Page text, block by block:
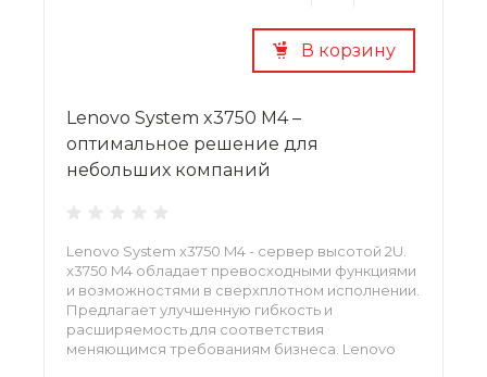
В корзину
Lenovo System x3750 M4 –
оптимальное решение для
небольших компаний
Lenovo System x3750 M4 - сервер высотой 2U.
x3750 M4 oбладает превосходными функциями
и возможностями в сверхплотном исполнении.
Предлагает улучшенную гибкость и
расширяемость для соответствия
меняющимся требованиям бизнеса. Lenovo